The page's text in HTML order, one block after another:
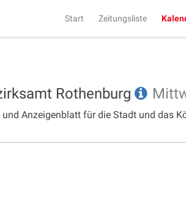
Start Zeitungsliste
Rothenburg
und Anzeigenblatt für die Stadt und das